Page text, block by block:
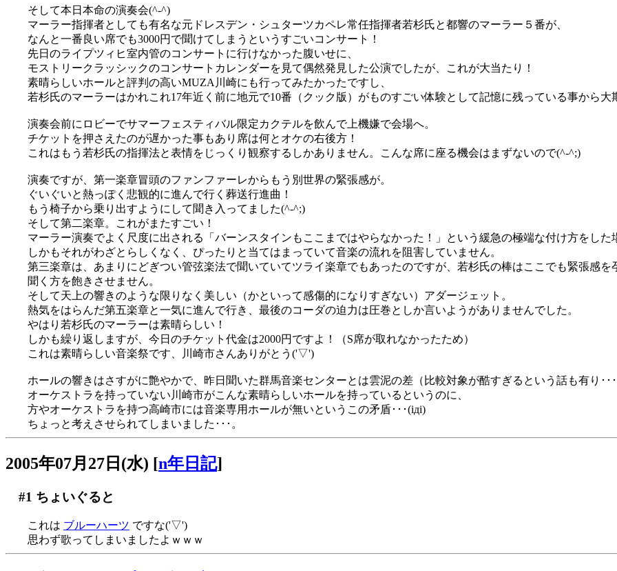
そして本日本命の演奏会(^-^)
マーラー指揮者としても有名な元ドレスデン・シュターツカペレ常任指揮者若杉氏と都響のマーラー５番が、
なんと一番良い席でも3000円で聞けてしまうというすごいコンサート！
先日のライプツィヒ室内管のコンサートに行けなかった腹いせに、
モストリークラッシックのコンサートカレンダーを見て偶然発見した公演でしたが、これが大当たり！
素晴らしいホールと評判の高いMUZA川崎にも行ってみたかったですし、
若杉氏のマーラーはかれこれ17年近く前に地元で10番（クック版）がものすごい体験として記憶に残っている事から大
演奏会前にロビーでサマーフェスティバル限定カクテルを飲んで上機嫌で会場へ。
チケットを押さえたのが遅かった事もあり席は何とオケの右後方！
これはもう若杉氏の指揮法と表情をじっくり観察するしかありません。こんな席に座る機会はまずないので(^-^;)
演奏ですが、第一楽章冒頭のファンファーレからもう別世界の緊張感が。
ぐいぐいと熱っぽく悲観的に進んで行く葬送行進曲！
もう椅子から乗り出すようにして聞き入ってました(^-^;)
そして第二楽章。これがまたすごい！
マーラー演奏でよく尺度に出される「バーンスタインもここまではやらなかった！」という緩急の極端な付け方をした
しかもそれがわざとらしくなく、ぴったりと当てはまっていて音楽の流れを阻害していません。
第三楽章は、あまりにどぎつい管弦楽法で聞いていてツライ楽章でもあったのですが、若杉氏の棒はここでも緊張感を
聞く方を飽きさせません。
そして天上の響きのような限りなく美しい（かといって感傷的になりすぎない）アダージェット。
熱気をはらんだ第五楽章と一気に進んで行き、最後のコーダの迫力は圧巻としか言いようがありませんでした。
やはり若杉氏のマーラーは素晴らしい！
しかも繰り返しますが、今日のチケット代金は2000円ですよ！（S席が取れなかったため）
これは素晴らしい音楽祭です、川崎市さんありがとう('▽')
ホールの響きはさすがに艶やかで、昨日聞いた群馬音楽センターとは雲泥の差（比較対象が酷すぎるという話も有り･･･
オーケストラを持っていない川崎市がこんな素晴らしいホールを持っているというのに、
方やオーケストラを持つ高崎市には音楽専用ホールが無いというこの矛盾･･･(iдi)
ちょっと考えさせられてしまいました･･･。
2005年07月27日(水) [n年日記]
#1 ちょいぐると
これは ブルーハーツ ですな('▽')
思わず歌ってしまいましたよｗｗｗ